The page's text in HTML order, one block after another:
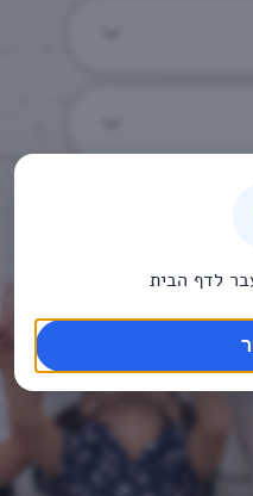
לדף הבית